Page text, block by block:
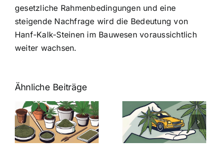
gesetzliche Rahmenbedingungen und eine
steigende Nachfrage wird die Bedeutung von
Hanf-Kalk-Steinen im Bauwesen voraussichtlich
weiter wachsen.
Ähnliche Beiträge
Neue THC-
Grenzwert-
Regelung:
Was Sie über
Cannabis und
Cannabis
Samen
kaufen: Alles
was Sie